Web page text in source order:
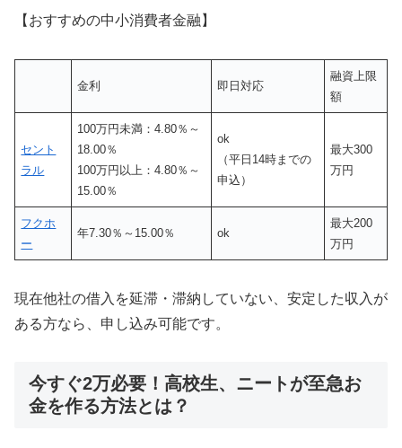
【おすすめの中小消費者金融】
金利 即日対応
融資上限
額
セント
ラル
100万円未満：4.80％～
18.00％
100万円以上：4.80％～
15.00％
ok
（平日14時までの
申込）
最大300
万円
フクホ
ー
年7.30％～15.00％ ok
最大200
万円
現在他社の借入を延滞・滞納していない、安定した収入が
ある方なら、申し込み可能です。
今すぐ2万必要！高校生、ニートが至急お
金を作る方法とは？